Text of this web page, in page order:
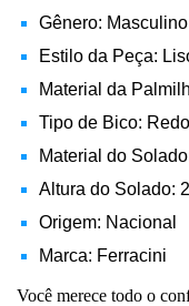
Gênero: Masculino
Estilo da Peça:
Material da
Tipo de Bico:
Material do
Altura do Solado:
Origem: Nacional
Marca: Ferracini
Você merece todo o